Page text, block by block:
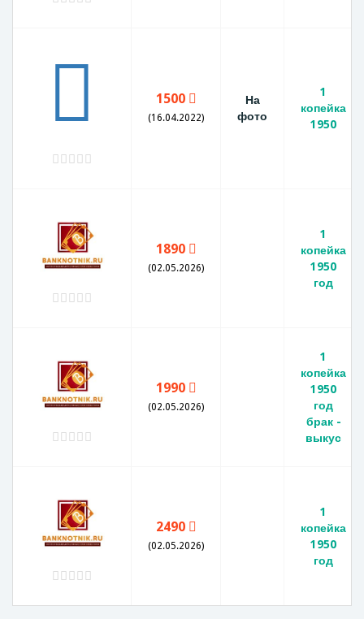
1500
(16.04.2022)
На
фото
1
копейка
1950
1890
(02.05.2026)
1
копейка
1950
год
1990
(02.05.2026)
1
копейка
1950
год
брак -
выкус
2490
(02.05.2026)
1
копейка
1950
год